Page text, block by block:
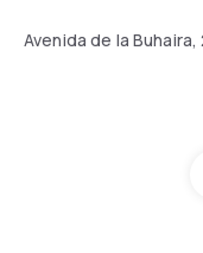
Avenida de la Buhaira,